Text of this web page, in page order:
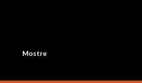
Mostre